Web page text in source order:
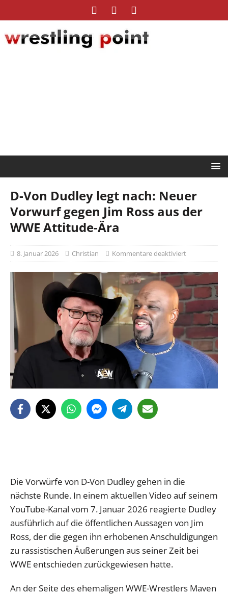
D-Von Dudley legt nach: Neuer
Vorwurf gegen Jim Ross aus der
WWE Attitude-Ära
8. Januar 2026 Christian Kommentare deaktiviert
Die Vorwürfe von D-Von Dudley gehen in die
nächste Runde. In einem aktuellen Video auf seinem
YouTube-Kanal vom 7. Januar 2026 reagierte Dudley
ausführlich auf die öffentlichen Aussagen von Jim
Ross, der die gegen ihn erhobenen Anschuldigungen
zu rassistischen Äußerungen aus seiner Zeit bei
WWE entschieden zurückgewiesen hatte.
An der Seite des ehemaligen WWE-Wrestlers Maven